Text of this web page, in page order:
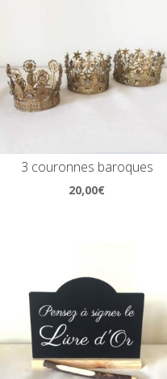
3 couronnes baroques
20,00€